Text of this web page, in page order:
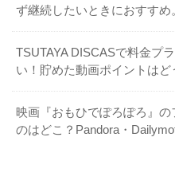
ず継続したいときにおすすめ。
TSUTAYA DISCASで料金プ
い！貯めた動画ポイントはど
映画『おもひでぽろぽろ』
のはどこ？Pandora・